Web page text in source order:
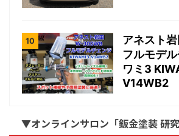
アネスト
フルモデ
ワミ3
V14WB2
▼オンラインサロン「鈑金塗装 研究